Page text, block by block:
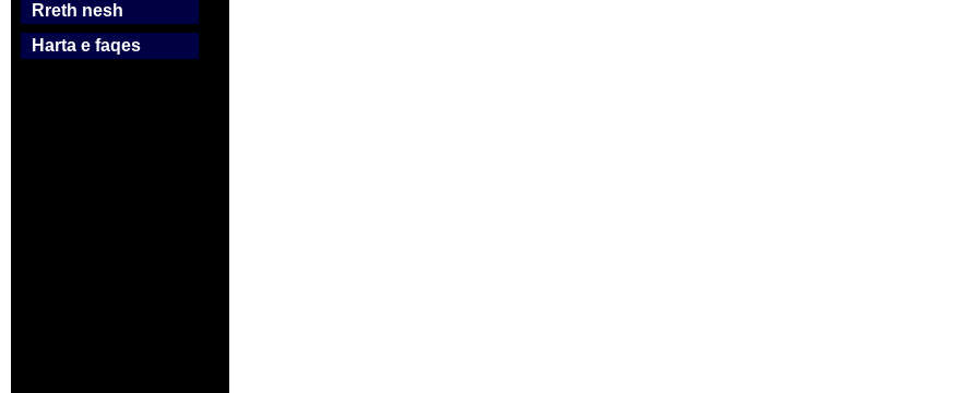
Rreth nesh
Harta e faqes